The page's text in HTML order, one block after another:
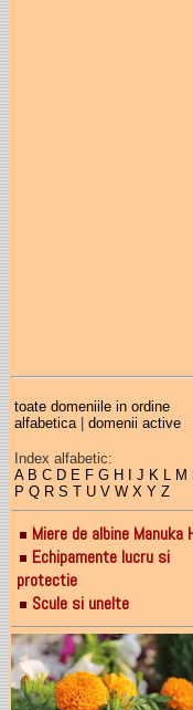
toate domeniile in ordine
alfabetica| domenii active
Index alfabetic:
A B C D E F G H J K L M
P Q R S T U V W X Y Z
Miere de albine Manuka
Echipamente lucru si
protectie
Scule si unelte